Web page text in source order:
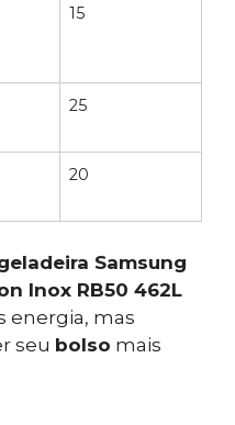
15
25
20
Samsung
Inox RB50 462L
energia, mas
seu bolso mais